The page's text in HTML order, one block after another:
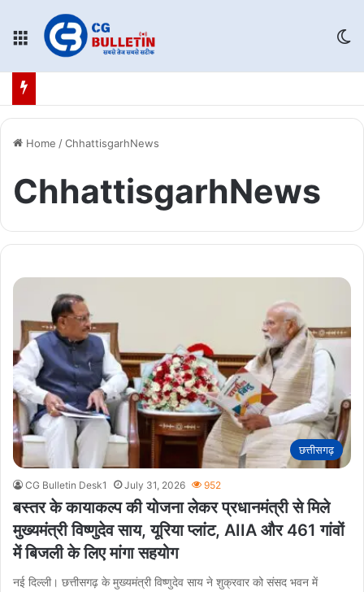
Menu
Home /ChhattisgarhNews
ChhattisgarhNews
छत्तीसगढ़
CG Bulletin Desk1 July 31, 2026 952
बस्तर के कायाकल्प की योजना लेकर प्रधानमंत्री से मिले
मुख्यमंत्री विष्णुदेव साय, यूरिया प्लांट, AIIA और 461 गांवों
में बिजली के लिए मांगा सहयोग
नई दिल्ली। छत्तीसगढ़ के मुख्यमंत्री विष्णुदेव साय ने शुक्रवार को संसद भवन में